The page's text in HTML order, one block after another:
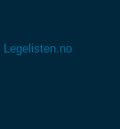
Legelisten.no